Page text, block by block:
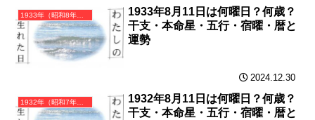
1933年（昭和8年）癸酉（みずのととり）・酉年（とり年）カレンダー（月曜はじまり）
1933年8月11日は何曜日？何歳？
干支・本命星・五行・宿曜・暦と
運勢
2024.12.30
1932年（昭和7年）壬申（みずのえさる）・申年（さる年）カレンダー（月曜はじまり）
1932年8月11日は何曜日？何歳？
干支・本命星・五行・宿曜・暦と